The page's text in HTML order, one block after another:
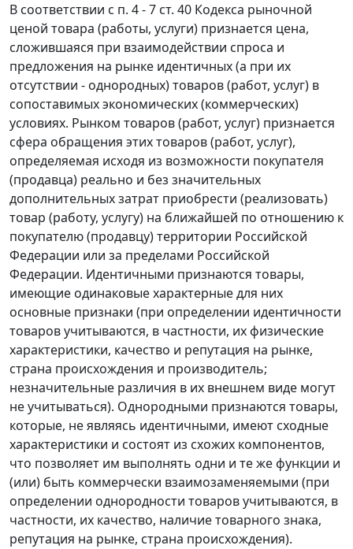
В соответствии с п. 4 - 7 ст. 40 Кодекса рыночной
ценой товара (работы, услуги) признается цена,
сложившаяся при взаимодействии спроса и
предложения на рынке идентичных (а при их
отсутствии - однородных) товаров (работ, услуг) в
сопоставимых экономических (коммерческих)
условиях. Рынком товаров (работ, услуг) признается
сфера обращения этих товаров (работ, услуг),
определяемая исходя из возможности покупателя
(продавца) реально и без значительных
дополнительных затрат приобрести (реализовать)
товар (работу, услугу) на ближайшей по отношению к
покупателю (продавцу) территории Российской
Федерации или за пределами Российской
Федерации. Идентичными признаются товары,
имеющие одинаковые характерные для них
основные признаки (при определении идентичности
товаров учитываются, в частности, их физические
характеристики, качество и репутация на рынке,
страна происхождения и производитель;
незначительные различия в их внешнем виде могут
не учитываться). Однородными признаются товары,
которые, не являясь идентичными, имеют сходные
характеристики и состоят из схожих компонентов,
что позволяет им выполнять одни и те же функции и
(или) быть коммерчески взаимозаменяемыми (при
определении однородности товаров учитываются, в
частности, их качество, наличие товарного знака,
репутация на рынке, страна происхождения).